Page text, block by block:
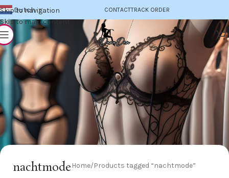
Skip to navigation
Skip to main content
Dutch ▼ CONTACTTRACK ORDER
nachtmodeHome Products tagged “nachtmode”